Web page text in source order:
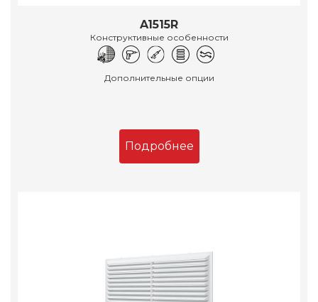
A1515R
Конструктивные особенности
Дополнительные опции
Подробнее